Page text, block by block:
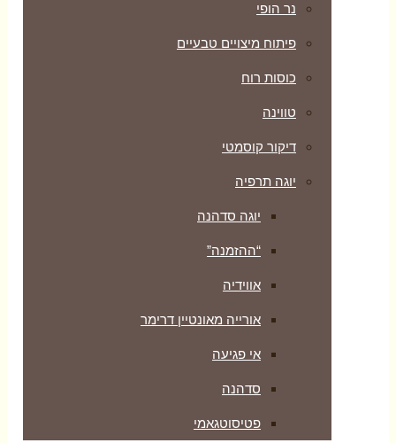
נר הופי
פיתוח מיצויים טבעיים
כוסות רוח
טווינה
דיקור קוסמטי
יוגה תרפיה
יוגה סדהנה
“ההזמנה”
אווידיה
אורייה מאונטיין דרימר
אי פגיעה
סדהנה
פטיסוטגאמי